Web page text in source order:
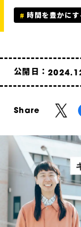
時間を豊かに
公開日：
Share